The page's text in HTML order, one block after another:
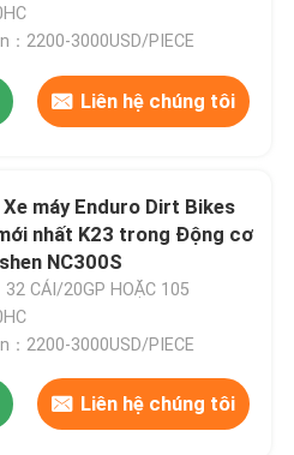
：2200-3000USD/PIECE
Liên hệ chúng tôi
Xe máy Enduro Dirt Bikes
nhất K23 trong Động cơ
NC300S
32 CÁI/20GP HOẶC 105
：2200-3000USD/PIECE
Liên hệ chúng tôi